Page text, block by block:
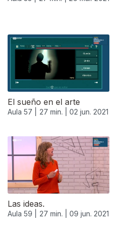
El sueño en el arte
Aula 57 | 27 min. | 02 jun. 2021
Las ideas.
Aula 59 | 27 min. | 09 jun. 2021
550560